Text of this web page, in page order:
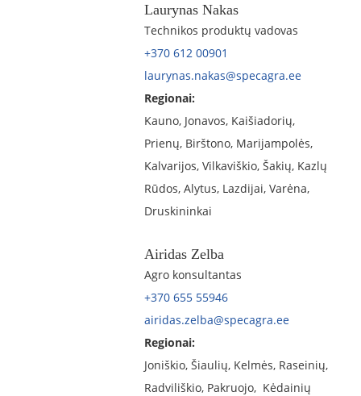
Laurynas Nakas
Technikos produktų vadovas
+370 612 00901
laurynas.nakas@specagra.ee
Regionai:
Kauno, Jonavos, Kaišiadorių,
Prienų, Birštono, Marijampolės,
Kalvarijos, Vilkaviškio, Šakių, Kazlų
Rūdos, Alytus, Lazdijai, Varėna,
Druskininkai
Airidas Zelba
Agro konsultantas
+370 655 55946
airidas.zelba@specagra.ee
Regionai:
Joniškio, Šiaulių, Kelmės, Raseinių,
Radviliškio, Pakruojo, Kėdainių